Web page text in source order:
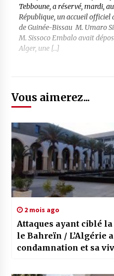
Tebboune, a réservé, mardi,
République, un accueil officiel
de Guinée-Bissau M. Umaro
M. Sissoco Embalo avait
Alger, une […]
Vous aimerez...
2 mois ago
Attaques ayant ciblé
le Bahreïn / L’Algérie
condamnation et sa